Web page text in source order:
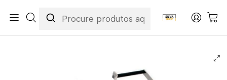
Protetores de Radiador Alumínio AXP Sherco AX1291